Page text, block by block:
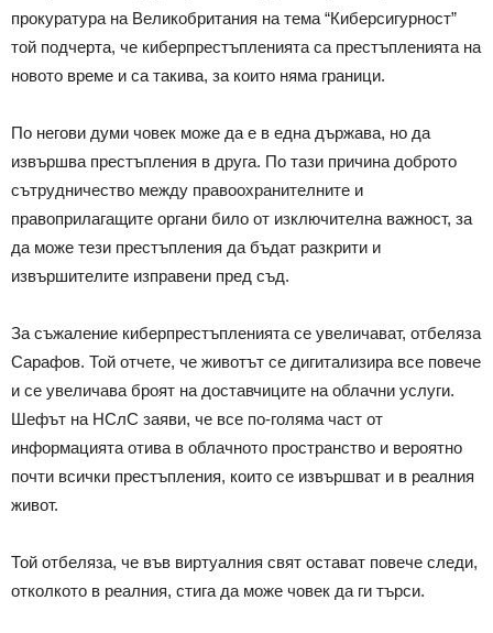
прокуратура на Великобритания на тема “Киберсигурност”
той подчерта, че киберпрестъпленията са престъпленията на
новото време и са такива, за които няма граници.
По негови думи човек може да е в една държава, но да
извършва престъпления в друга. По тази причина доброто
сътрудничество между правоохранителните и
правоприлагащите органи било от изключителна важност, за
да може тези престъпления да бъдат разкрити и
извършителите изправени пред съд.
За съжаление киберпрестъпленията се увеличават, отбеляза
Сарафов. Той отчете, че животът се дигитализира все повече
и се увеличава броят на доставчиците на облачни услуги.
Шефът на НСлС заяви, че все по-голяма част от
информацията отива в облачното пространство и вероятно
почти всички престъпления, които се извършват и в реалния
живот.
Той отбеляза, че във виртуалния свят остават повече следи,
отколкото в реалния, стига да може човек да ги търси.